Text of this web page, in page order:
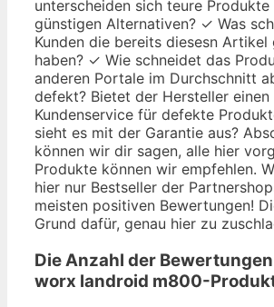
unterscheiden sich teure
günstigen Alternativen? ✓ Was
Kunden die bereits diesesn Artikel
haben? ✓ Wie schneidet das
anderen Portale im Durchschnitt
defekt? Bietet der Hersteller einen
Kundenservice für defekte
sieht es mit der Garantie aus?
können wir dir sagen, alle hier
Produkte können wir empfehlen.
hier nur Bestseller der
meisten positiven Bewertungen!
Grund dafür, genau hier zu
Die Anzahl der
worx landroid m800-